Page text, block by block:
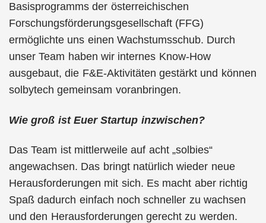
Basisprogramms der österreichischen
Forschungsförderungsgesellschaft (FFG)
ermöglichte uns einen Wachstumsschub. Durch
unser Team haben wir internes Know-How
ausgebaut, die F&E-Aktivitäten gestärkt und können
solbytech gemeinsam voranbringen.
Wie groß ist Euer Startup inzwischen?
Das Team ist mittlerweile auf acht „solbies“
angewachsen. Das bringt natürlich wieder neue
Herausforderungen mit sich. Es macht aber richtig
Spaß dadurch einfach noch schneller zu wachsen
und den Herausforderungen gerecht zu werden.